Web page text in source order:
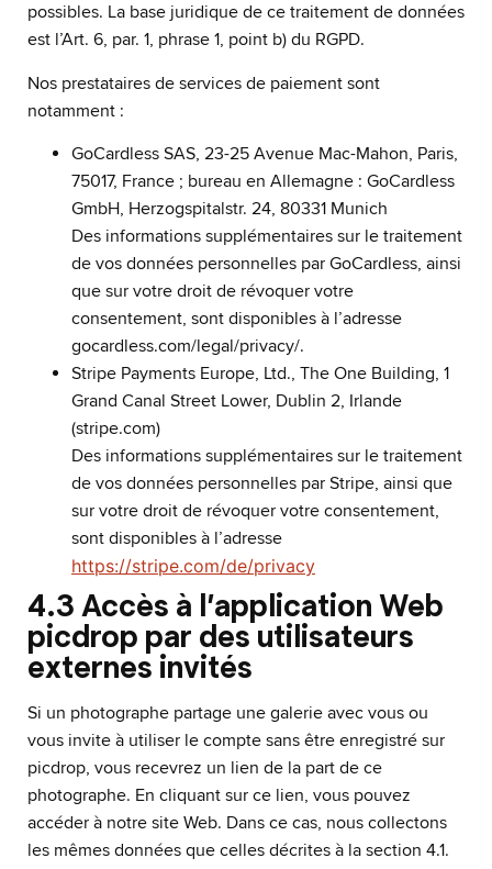
possibles. La base juridique de ce traitement de données
est l’Art. 6, par. 1, phrase 1, point b) du RGPD.
Nos prestataires de services de paiement sont
notamment :
GoCardless SAS, 23-25 Avenue Mac-Mahon, Paris,
75017, France ; bureau en Allemagne : GoCardless
GmbH, Herzogspitalstr. 24, 80331 Munich
Des informations supplémentaires sur le traitement
de vos données personnelles par GoCardless, ainsi
que sur votre droit de révoquer votre
consentement, sont disponibles à l’adresse
gocardless.com/legal/privacy/.
Stripe Payments Europe, Ltd., The One Building, 1
Grand Canal Street Lower, Dublin 2, Irlande
(stripe.com)
Des informations supplémentaires sur le traitement
de vos données personnelles par Stripe, ainsi que
sur votre droit de révoquer votre consentement,
sont disponibles à l’adresse
https://stripe.com/de/privacy
4.3 Accès à l’application Web
picdrop par des utilisateurs
externes invités
Si un photographe partage une galerie avec vous ou
vous invite à utiliser le compte sans être enregistré sur
picdrop, vous recevrez un lien de la part de ce
photographe. En cliquant sur ce lien, vous pouvez
accéder à notre site Web. Dans ce cas, nous collectons
les mêmes données que celles décrites à la section 4.1.